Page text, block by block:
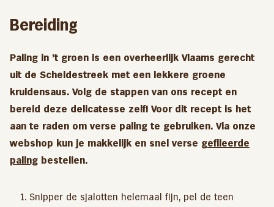
Bereiding
Paling in ’t groen is een overheerlijk Vlaams gerecht
uit de Scheldestreek met een lekkere groene
kruidensaus. Volg de stappen van ons recept en
bereid deze delicatesse zelf! Voor dit recept is het
aan te raden om verse paling te gebruiken. Via onze
webshop kun je makkelijk en snel verse gefileerde
paling bestellen.
Snipper de sjalotten helemaal fijn, pel de teen